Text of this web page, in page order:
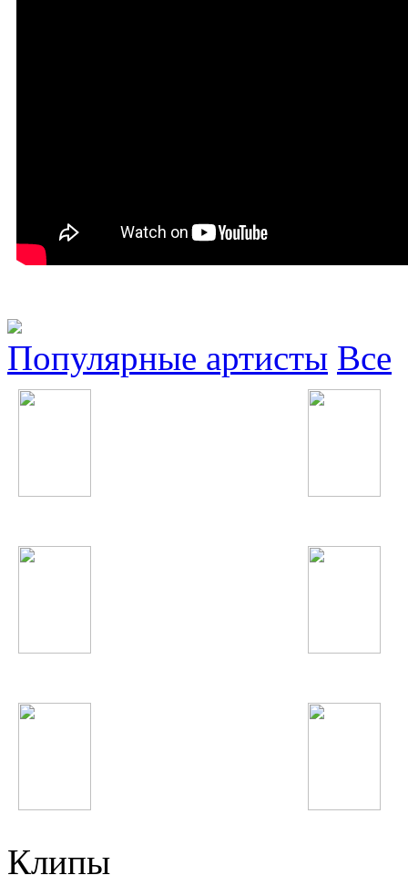
Популярные артисты Все
Клипы